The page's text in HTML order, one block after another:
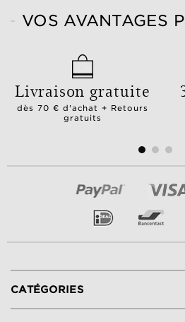
VOS AVANTAGES
Livraison gratuite
dès 70 € d'achat + Retours
gratuits
CATÉGORIES